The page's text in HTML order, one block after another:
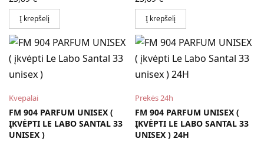
Į krepšelį Į krepšelį
Kvepalai
FM 904 PARFUM UNISEX (
ĮKVĖPTI LE LABO SANTAL 33
UNISEX )
Prekės 24h
FM 904 PARFUM UNISEX (
ĮKVĖPTI LE LABO SANTAL 33
UNISEX ) 24H